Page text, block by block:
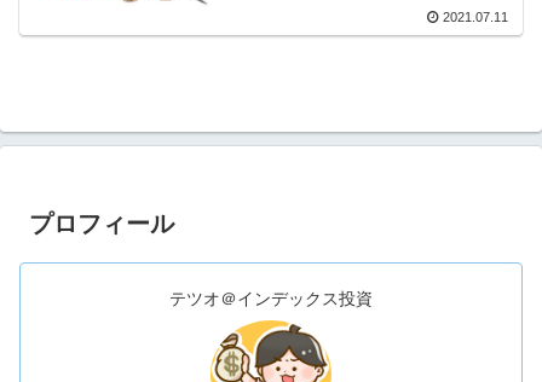
2021.07.11
プロフィール
テツオ＠インデックス投資